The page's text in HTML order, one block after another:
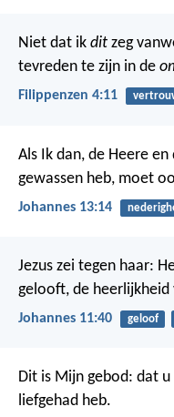
Niet dat ik dit zeg
tevreden te zijn in de
Filippenzen 4:11
Als Ik dan, de Heere
gewassen heb, moet
Johannes 13:14
Jezus zei tegen haar:
gelooft, de heerlijkheid
Johannes 11:40 geloof
Dit is Mijn gebod: dat
liefgehad heb.